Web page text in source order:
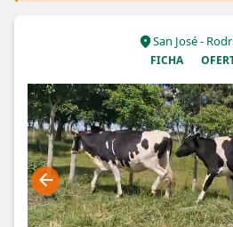
FICHA
San José -